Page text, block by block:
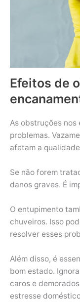
Efeitos de
As obstruções nos
problemas.
afetam a
Se não forem
danos graves. É
O entupimento
chuveiros. Isso
resolver esses
Além disso, é
bom estado.
caros e
estresse